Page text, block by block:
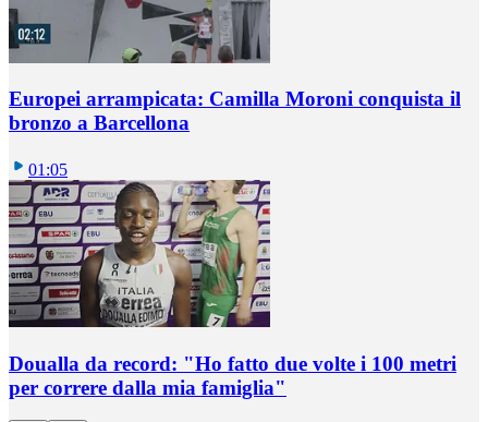
Europei arrampicata: Camilla Moroni conquista il
bronzo a Barcellona
01:05
Doualla da record: "Ho fatto due volte i 100 metri
per correre dalla mia famiglia"